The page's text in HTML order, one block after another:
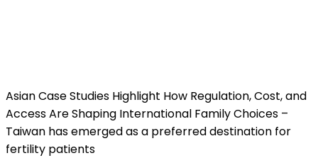
Asian Case Studies Highlight How Regulation, Cost, and
Access Are Shaping International Family Choices –
Taiwan has emerged as a preferred destination for
fertility patients